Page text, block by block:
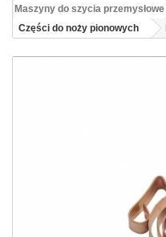
Maszyny do szycia przemysłowe
Części do noży pionowych